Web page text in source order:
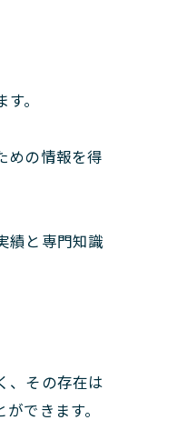
。
めの情報を得
績と専門知識
、その存在は
できます。